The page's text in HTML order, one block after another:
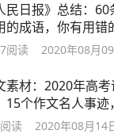
民日报》总结：
的成语，你有用错
阅读 2020年08月
素材：2020年高考
15个作文名人事迹
！
阅读 2020年08月14